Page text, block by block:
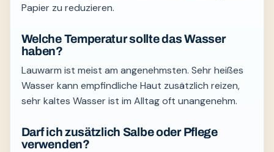
Papier zu reduzieren.
Welche Temperatur sollte das Wasser
haben?
Lauwarm ist meist am angenehmsten. Sehr heißes
Wasser kann empfindliche Haut zusätzlich reizen,
sehr kaltes Wasser ist im Alltag oft unangenehm.
Darf ich zusätzlich Salbe oder Pflege
verwenden?